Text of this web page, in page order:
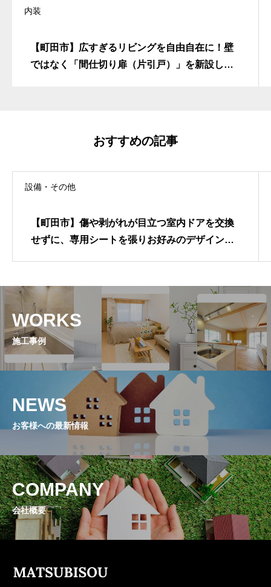
内装
【町田市】広すぎるリビングを自由自在に！壁
ではなく「間仕切り扉（片引戸）」を新設し
おすすめの記事
設備・その他
【町田市】傷や剥がれが目立つ室内ドアを交換
せずに、専用シートを張りお好みのデザインへ
WORKS
施工事例
NEWS
お客様への最新情報
COMPANY
会社概要